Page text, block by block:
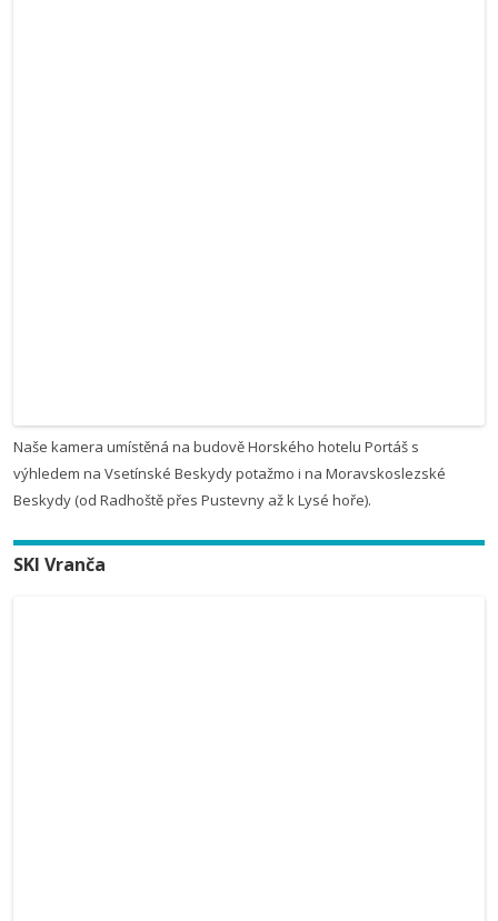
Naše kamera umístěná na budově Horského hotelu Portáš s
výhledem na Vsetínské Beskydy potažmo i na Moravskoslezské
Beskydy (od Radhoště přes Pustevny až k Lysé hoře).
SKI Vranča